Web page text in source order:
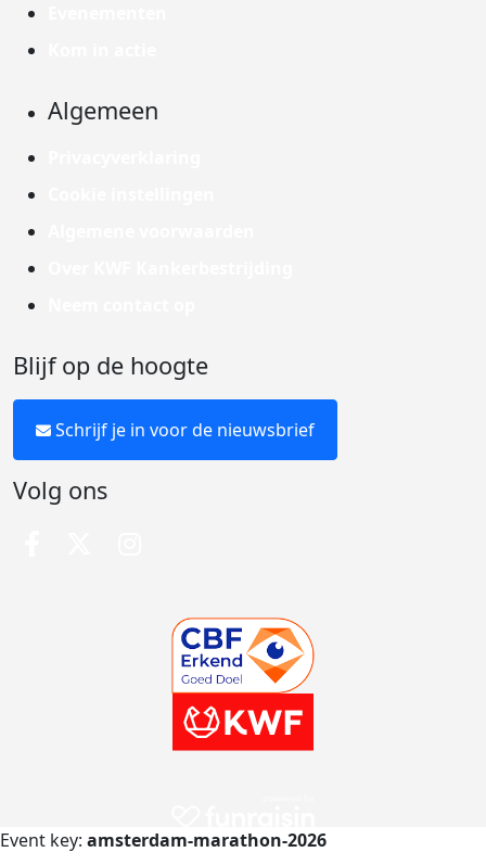
Algemeen
Blijf op de hoogte
Schrijf je in voor de nieuwsbrief
Volg ons
Event key: amsterdam-marathon-2026